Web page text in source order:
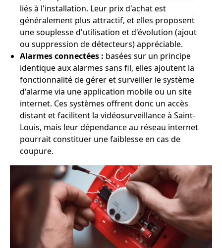
liés à l'installation. Leur prix d'achat est
généralement plus attractif, et elles proposent
une souplesse d'utilisation et d'évolution (ajout
ou suppression de détecteurs) appréciable.
Alarmes connectées : basées sur un principe
identique aux alarmes sans fil, elles ajoutent la
fonctionnalité de gérer et surveiller le système
d'alarme via une application mobile ou un site
internet. Ces systèmes offrent donc un accès
distant et facilitent la vidéosurveillance à Saint-
Louis, mais leur dépendance au réseau internet
pourrait constituer une faiblesse en cas de
coupure.